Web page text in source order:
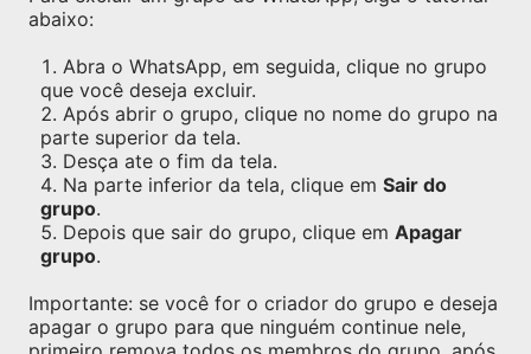
abaixo:
Abra o WhatsApp, em seguida, clique no grupo
que você deseja excluir.
Após abrir o grupo, clique no nome do grupo na
parte superior da tela.
Desça ate o fim da tela.
Na parte inferior da tela, clique em Sair do
grupo.
Depois que sair do grupo, clique em Apagar
grupo.
Importante: se você for o criador do grupo e deseja
apagar o grupo para que ninguém continue nele,